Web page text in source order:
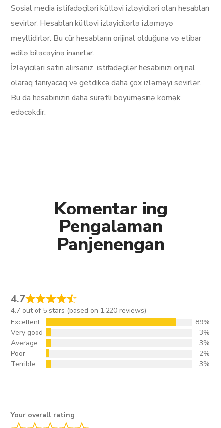
Sosial media istifadəçiləri kütləvi izləyiciləri olan hesabları
sevirlər. Hesabları kütləvi izləyicilərlə izləməyə
meyllidirlər. Bu cür hesabların orijinal olduğuna və etibar
edilə biləcəyinə inanırlar.
İzləyiciləri satın alırsanız, istifadəçilər hesabınızı orijinal
olaraq tanıyacaq və getdikcə daha çox izləməyi sevirlər.
Bu da hesabınızın daha sürətli böyüməsinə kömək
edəcəkdir.
Komentar ing
Pengalaman
Panjenengan
4.7
4.7 out of 5 stars (based on 1,220 reviews)
Excellent
89%
Very good
3%
Average
3%
Poor
2%
Terrible
3%
Your overall rating